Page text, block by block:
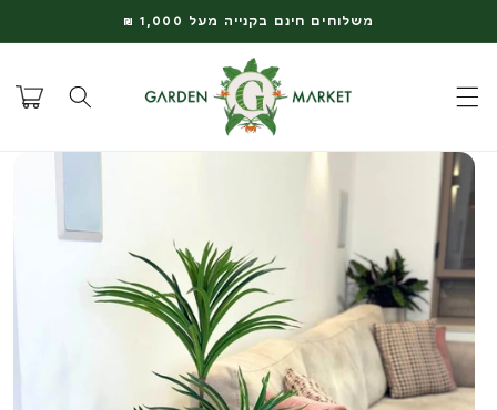
לתוכן
משלוחים חינם בקנייה מעל 1,000 ₪
עגלת
קניות
דלג
למידע
על
המוצר